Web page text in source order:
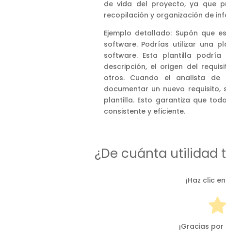
de vida del proyecto, ya que
recopilación y organización de
Ejemplo detallado: Supón que
software. Podrías utilizar una
software. Esta plantilla
descripción, el origen del
otros. Cuando el analista de
documentar un nuevo
plantilla. Esto garantiza que
consistente y eficiente.
¿De cuánta utilidad
¡Haz clic
¡Gracias